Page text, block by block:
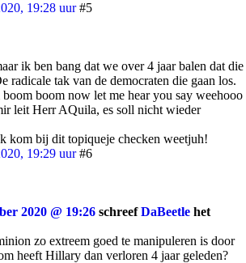
19:28 uur #5
ik ben bang dat we over 4 jaar balen dat die
radicale tak van de democraten die gaan los.
boom now let me hear you say weehooo
leit Herr AQuila, es soll nicht wieder
kom bij dit topiqueje checken weetjuh!
19:29 uur #6
2020 @ 19:26 schreefDaBeetle het
zo extreem goed te manipuleren is door
heeft Hillary dan verloren 4 jaar geleden?